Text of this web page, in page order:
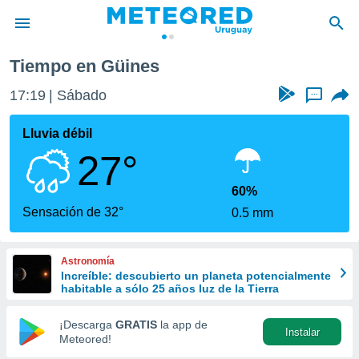
de
ha
para
que se
calidad.
a este
las
y
forma
digital
basada
Tiempo en Güines
17:19 Sábado ...
Lluvia débil
27°
Sensación de 32°
60%
0.5 mm
Astronomía
Increíble: descubierto un planeta potencialmente
habitable a sólo 25 años luz de la Tierra
¡Descarga GRATIS la app de
Meteored!
Instalar